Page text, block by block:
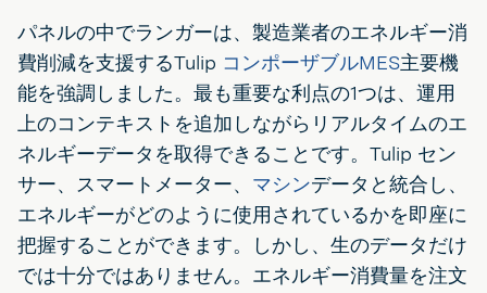
パネルの中でランガーは、製造業者のエネルギー消
費削減を支援するTulip コンポーザブルMES主要機
能を強調しました。最も重要な利点の1つは、運用
上のコンテキストを追加しながらリアルタイムのエ
ネルギーデータを取得できることです。Tulip セン
サー、スマートメーター、 マシンデータと統合し、
エネルギーがどのように使用されているかを即座に
把握することができます。しかし、生のデータだけ
では十分ではありません。エネルギー消費量を注文